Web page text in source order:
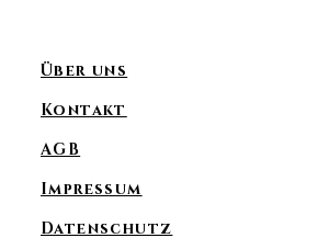
Über uns
Kontakt
AGB
Impressum
Datenschutz